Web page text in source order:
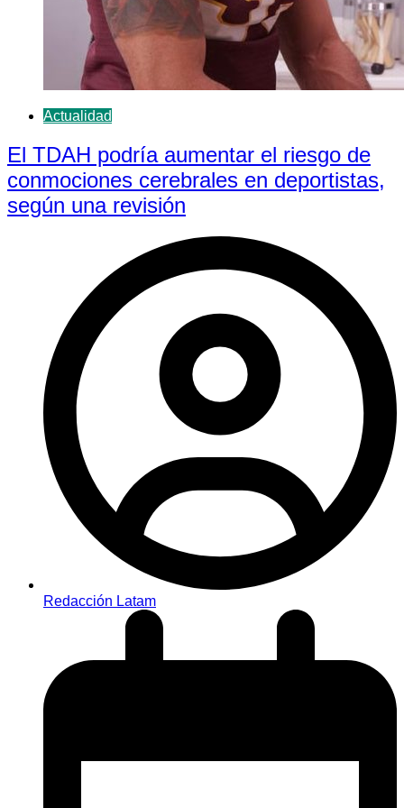
Actualidad
El TDAH podría aumentar el riesgo de
conmociones cerebrales en deportistas,
según una revisión
Redacción Latam